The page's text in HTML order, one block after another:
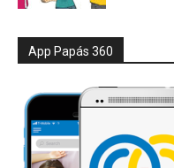
App Papás 360